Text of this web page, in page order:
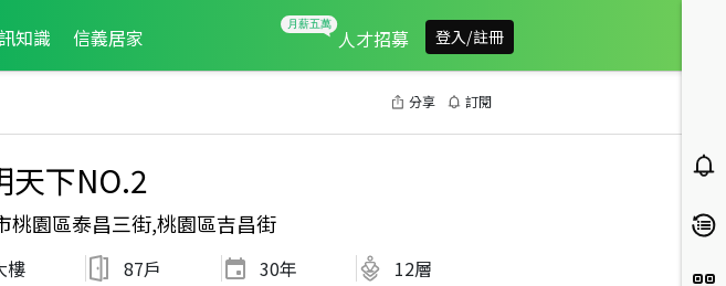
知識 信義居家 人才招募 登入/註冊
分享 訂閱
天下NO.2
桃園區泰昌三街,桃園區吉昌街
樓 87戶 30年 12層